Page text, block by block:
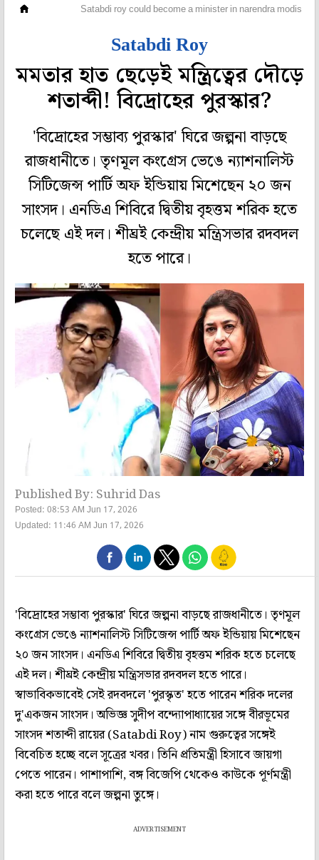
Satabdi roy could become a minister in narendra modis
Satabdi Roy
মমতার হাত ছেড়েই মন্ত্রিত্বের দৌড়ে
শতাব্দী! বিদ্রোহের পুরস্কার?
'বিদ্রোহের সম্ভাব্য পুরস্কার' ঘিরে জল্পনা বাড়ছে
রাজধানীতে। তৃণমূল কংগ্রেস ভেঙে ন্যাশনালিস্ট
সিটিজেন্স পার্টি অফ ইন্ডিয়ায় মিশেছেন ২০ জন
সাংসদ। এনডিএ শিবিরে দ্বিতীয় বৃহত্তম শরিক হতে
চলেছে এই দল। শীঘ্রই কেন্দ্রীয় মন্ত্রিসভার রদবদল
হতে পারে।
Published By: Suhrid Das
Posted: 08:53 AM Jun 17, 2026
Updated: 11:46 AM Jun 17, 2026
'বিদ্রোহের সম্ভাব্য পুরস্কার' ঘিরে জল্পনা বাড়ছে রাজধানীতে। তৃণমূল
কংগ্রেস ভেঙে ন্যাশনালিস্ট সিটিজেন্স পার্টি অফ ইন্ডিয়ায় মিশেছেন
২০ জন সাংসদ। এনডিএ শিবিরে দ্বিতীয় বৃহত্তম শরিক হতে চলেছে
এই দল। শীঘ্রই কেন্দ্রীয় মন্ত্রিসভার রদবদল হতে পারে।
স্বাভাবিকভাবেই সেই রদবদলে 'পুরস্কৃত' হতে পারেন শরিক দলের
দু'একজন সাংসদ। অভিজ্ঞ সুদীপ বন্দ্যোপাধ্যায়ের সঙ্গে বীরভূমের
সাংসদ শতাব্দী রায়ের (Satabdi Roy) নাম গুরুত্বের সঙ্গেই
বিবেচিত হচ্ছে বলে সূত্রের খবর। তিনি প্রতিমন্ত্রী হিসাবে জায়গা
পেতে পারেন। পাশাপাশি, বঙ্গ বিজেপি থেকেও কাউকে পূর্ণমন্ত্রী
করা হতে পারে বলে জল্পনা তুঙ্গে।
ADVERTISEMENT